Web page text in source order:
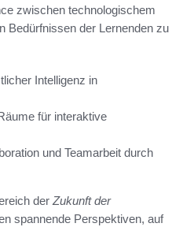
zwischen technologischem
Bedürfnissen der Lernenden zu
Intelligenz in
für interaktive
und Teamarbeit durch
derZukunft der
spannende Perspektiven, auf